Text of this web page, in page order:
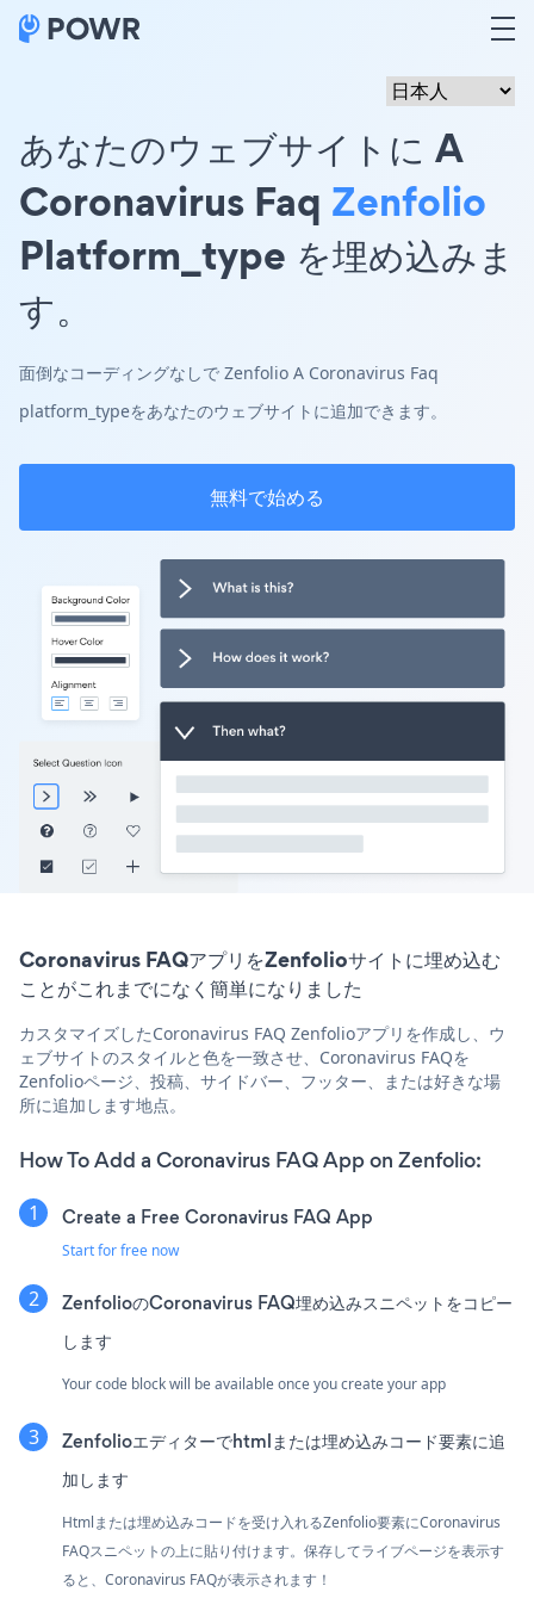
あなたのウェブサイトに A
Coronavirus Faq Zenfolio
Platform_type を埋め込みま
す。
面倒なコーディングなしで Zenfolio A Coronavirus Faq
platform_typeをあなたのウェブサイトに追加できます。
無料で始める
Coronavirus FAQアプリをZenfolioサイトに埋め込む
ことがこれまでになく簡単になりました
カスタマイズしたCoronavirus FAQ Zenfolioアプリを作成し、ウ
ェブサイトのスタイルと色を一致させ、Coronavirus FAQを
Zenfolioページ、投稿、サイドバー、フッター、または好きな場
所に追加します地点。
How To Add a Coronavirus FAQ App on Zenfolio:
Create a Free Coronavirus FAQ App
Start for free now
ZenfolioのCoronavirus FAQ埋め込みスニペットをコピー
します
Your code block will be available once you create your app
Zenfolioエディターでhtmlまたは埋め込みコード要素に追
加します
Htmlまたは埋め込みコードを受け入れるZenfolio要素にCoronavirus
FAQスニペットの上に貼り付けます。保存してライブページを表示す
ると、Coronavirus FAQが表示されます！